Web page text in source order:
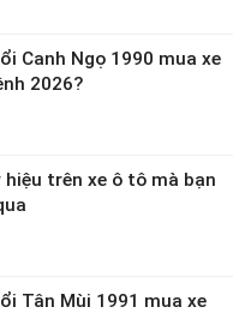
Canh Ngọ 1990 mua xe
2026?
trên xe ô tô mà bạn
Tân Mùi 1991 mua xe